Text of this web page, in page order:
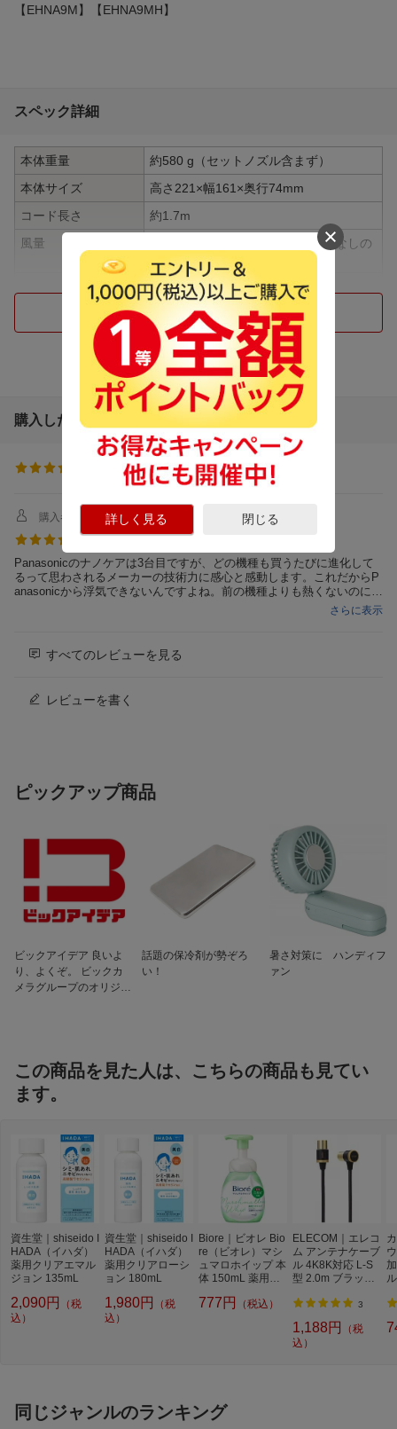
詳しく見る 閉じる
【EHNA9M】【EHNA9MH】
スペック詳細
本体重量
約580 g（セットノズル含まず）
本体サイズ
高さ221×幅161×奥行74mm
コード長さ
約1.7m
風量
1.5 m3/分（TURBO・ノズル装着なしの
時）
温冷リズム、毛先集中ケア、スカルプ、
スキン
温風温度
温風・室温30℃のとき約95 ℃（TURBO/
HOT、DRY/HOT時）
BLDCモーター搭載
BLDCモーター非搭載
マイナスイオン
有
消費電力
1200W
AC100V
大風量モデル(1.5m3/
大風量モデル(1.5m3/分以上)
付属品 セットノズル
つづきを見る
購入した人のレビュー
(1件)
購入者さん
2026/05/09
Panasonicのナノケアは3台目ですが、どの機種も買うたびに進化して
るって思わされるメーカーの技術力に感心と感動します。これだからP
anasonicから浮気できないんですよね。前の機種よりも熱くないのに短
時間で乾いて髪のダメージも少ない上に仕上がりも満足なまとまりで言
さらに表示
すべてのレビューを見る
レビューを書く
ピックアップ商品
ビックアイデア 良いよ
り、よくぞ。 ビックカ
メラグループのオリジナ
話題の保冷剤が勢ぞろ
い！
暑さ対策に ハンディフ
ァン
この商品を見た人は、こちらの商品も見てい
ます。
資生堂｜shiseido I
HADA（イハダ）
薬用クリアエマル
ジョン 135mL
2,090円
（税
込）
資生堂｜shiseido I
HADA（イハダ）
薬用クリアローシ
ョン 180mL
1,980円
（税
込）
Biore｜ビオレ Bio
re（ビオレ）マシ
ュマロホイップ 本
体 150mL 薬用ア
777円 （税込）
ELECOM｜エレコ
ム アンテナケーブ
ル 4K8K対応 L-S
型 2.0m ブラック
K
3
1,188円
（税
込）
同じジャンルのランキング